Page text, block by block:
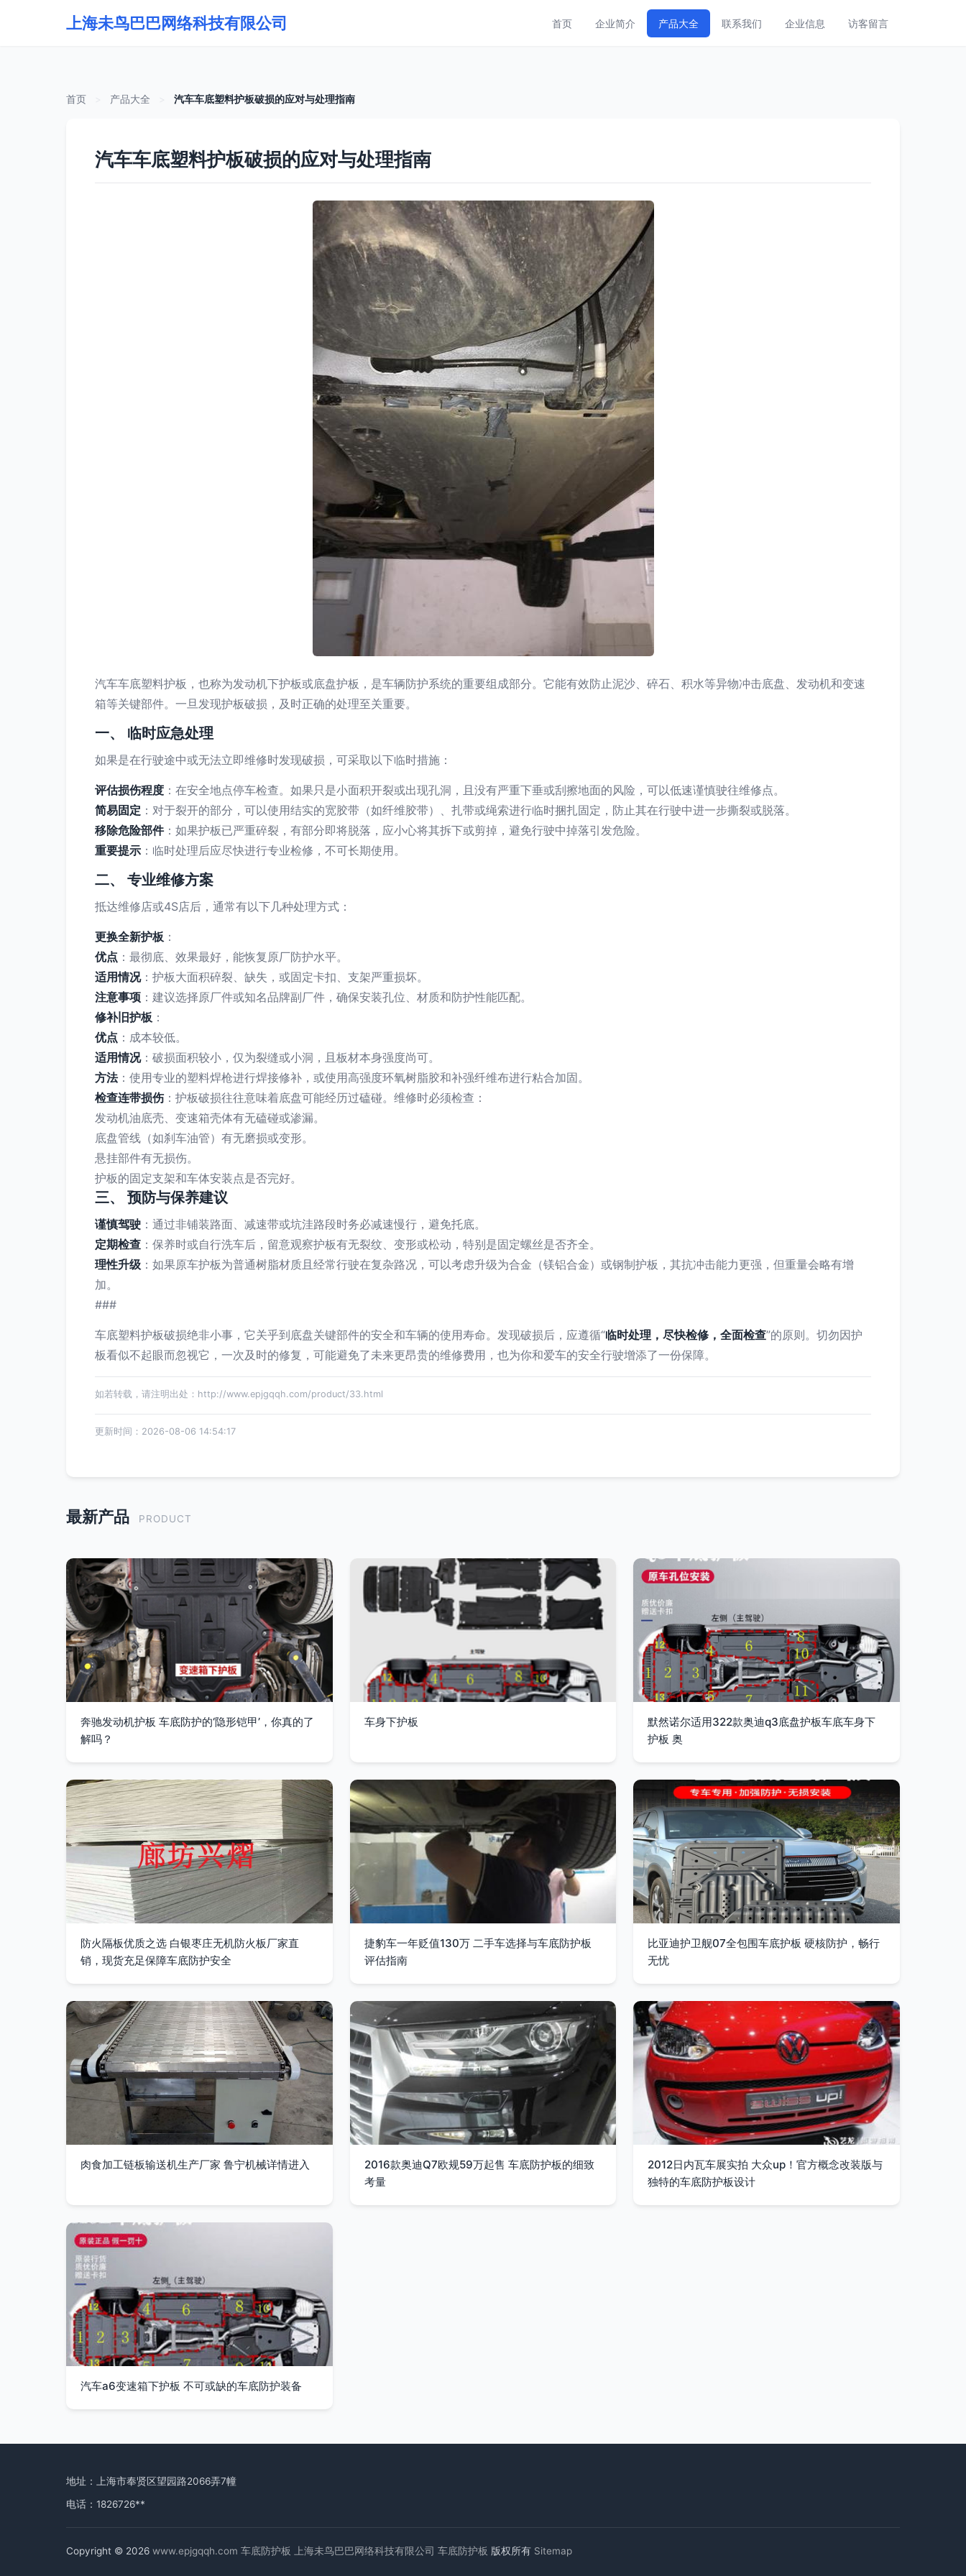
上海未鸟巴巴网络科技有限公司 首页 企业简介 产品大全 联系我们 企业信息 访客留言
首页 产品大全 汽车车底塑料护板破损的应对与处理指南
汽车车底塑料护板破损的应对与处理指南
汽车车底塑料护板，也称为发动机下护板或底盘护板，是车辆防护系统的重要组成部分。它能有效防止泥沙、碎石、积水等异物冲击底盘、发动机和变速
箱等关键部件。一旦发现护板破损，及时正确的处理至关重要。
一、 临时应急处理
如果是在行驶途中或无法立即维修时发现破损，可采取以下临时措施：
评估损伤程度 ：在安全地点停车检查。如果只是小面积开裂或出现孔洞，且没有严重下垂或刮擦地面的风险，可以低速谨慎驶往维修点。
简易固定 ：对于裂开的部分，可以使用结实的宽胶带（如纤维胶带）、扎带或绳索进行临时捆扎固定，防止其在行驶中进一步撕裂或脱落。
移除危险部件：如果护板已严重碎裂，有部分即将脱落，应小心将其拆下或剪掉，避免行驶中掉落引发危险。
重要提示 ：临时处理后应尽快进行专业检修，不可长期使用。
二、 专业维修方案
抵达维修店或4S店后，通常有以下几种处理方式：
更换全新护板 ：
优点 ：最彻底、效果最好，能恢复原厂防护水平。
适用情况：护板大面积碎裂、缺失，或固定卡扣、支架严重损坏。
注意事项 ：建议选择原厂件或知名品牌副厂件，确保安装孔位、材质和防护性能匹配。
修补旧护板 ：
优点 ：成本较低。
适用情况：破损面积较小，仅为裂缝或小洞，且板材本身强度尚可。
方法：使用专业的塑料焊枪进行焊接修补，或使用高强度环氧树脂胶和补强纤维布进行粘合加固。
检查连带损伤：护板破损往往意味着底盘可能经历过磕碰。维修时必须检查：
发动机油底壳、变速箱壳体有无磕碰或渗漏。
底盘管线（如刹车油管）有无磨损或变形。
悬挂部件有无损伤。
护板的固定支架和车体安装点是否完好。
三、 预防与保养建议
谨慎驾驶 ：通过非铺装路面、减速带或坑洼路段时务必减速慢行，避免托底。
定期检查 ：保养时或自行洗车后，留意观察护板有无裂纹、变形或松动，特别是固定螺丝是否齐全。
理性升级 ：如果原车护板为普通树脂材质且经常行驶在复杂路况，可以考虑升级为合金（镁铝合金）或钢制护板，其抗冲击能力更强，但重量会略有增
加。
###
车底塑料护板破损绝非小事，它关乎到底盘关键部件的安全和车辆的使用寿命。发现破损后，应遵循“临时处理，尽快检修，全面检查”的原则。切勿因护
板看似不起眼而忽视它，一次及时的修复，可能避免了未来更昂贵的维修费用，也为你和爱车的安全行驶增添了一份保障。
如若转载，请注明出处：http://www.epjgqqh.com/product/33.html
更新时间：2026-08-06 14:54:17
最新产品 PRODUCT
奔驰发动机护板 车底防护的‘隐形铠甲’，你真的了
解吗？
车身下护板
默然诺尔适用322款奥迪q3底盘护板车底车身下
护板 奥
防火隔板优质之选 白银枣庄无机防火板厂家直
销，现货充足保障车底防护安全
捷豹车一年贬值130万 二手车选择与车底防护板
评估指南
比亚迪护卫舰07全包围车底护板 硬核防护，畅行
无忧
肉食加工链板输送机生产厂家 鲁宁机械详情进入
2016款奥迪Q7欧规59万起售 车底防护板的细致
考量
2012日内瓦车展实拍 大众up！官方概念改装版与
独特的车底防护板设计
汽车a6变速箱下护板 不可或缺的车底防护装备
地址：上海市奉贤区望园路2066弄7幢
电话：1826726**
Copyright © 2026 www.epjgqqh.com 车底防护板 上海未鸟巴巴网络科技有限公司 车底防护板 版权所有 Sitemap